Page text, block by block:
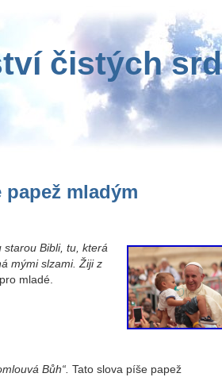
čistých
mladým
starou Bibli, tu, která
mými slzami. Žiji z
mladé.
Bůh“. Tato slova píše papež